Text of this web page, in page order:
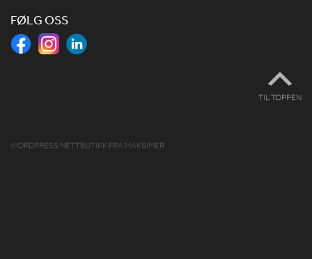
FØLG OSS
TIL TOPPEN
WORDPRESS NETTBUTIKK FRA MAKSIMER